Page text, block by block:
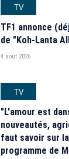
TV
TF1 annonce
de "Koh-Lanta
4 août 2026
TV
"L'amour est
nouveautés,
faut savoir sur
programme de